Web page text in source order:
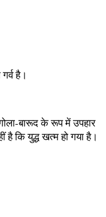
है।
बारूद के रूप में उपहार
कि युद्ध खत्म हो गया है।